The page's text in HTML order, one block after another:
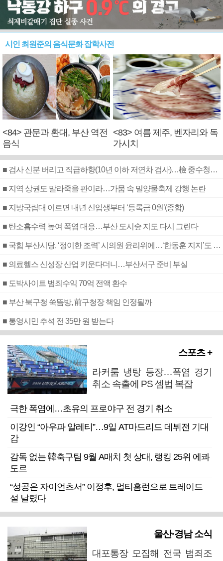
시인 최원준의 음식문화 잡학사전
<84> 관문과 환대, 부산 역전
음식
<83> 여름 제주, 벤자리와 독
가시치
■ 검사 신분 버리고 직급하향(10년 이하 저연차 검사)…檢 중수청행 기피
■ 지역 상권도 말라죽을 판이라…가뭄 속 밀양물축제 강행 논란
■ 지방국립대 이르면 내년 신입생부터 ‘등록금 0원’(종합)
■ 탄소흡수력 높여 폭염 대응…부산 도시숲 지도 다시 그린다
■ 국힘 부산시당, ‘정이한 조력’ 시의원 윤리위에…‘한동훈 지지’도 신고접수
■ 의료헬스 신성장 산업 키운다더니…부산서구 준비 부실
■ 도박사이트 범죄수익 70억 전액 환수
■ 부산 북구청 쑥뜸방, 前구청장 책임 인정될까
■ 통영시민 추석 전 35만 원 받는다
스포츠 +
라커룸 냉탕 등장…폭염 경기
취소 속출에 PS 셈법 복잡
극한 폭염에…초유의 프로야구 전 경기 취소
이강인 “아우파 알레티”…9일 AT마드리드 데뷔전 기대
감
감독 없는 韓축구팀 9월 A매치 첫 상대, 랭킹 25위 에콰
도르
“성공은 자이언츠서” 이정후, 멀티홈런으로 트레이드
설 날렸다
울산·경남 소식
대포통장 모집해 전국 범죄조